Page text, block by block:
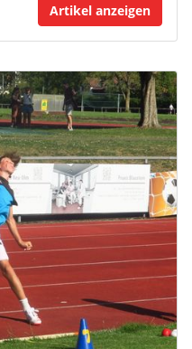
Artikel anzeigen